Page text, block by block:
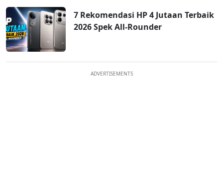
7 Rekomendasi HP 4 Jutaan Terbaik
2026 Spek All-Rounder
ADVERTISEMENTS